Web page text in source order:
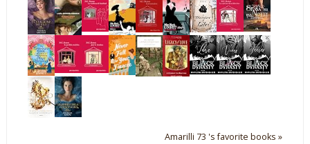
Amarilli 73 's favorite books »